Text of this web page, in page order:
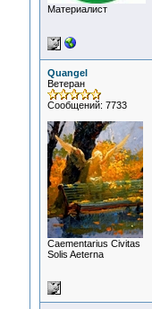
Материалист
Quangel
Ветеран
Сообщений: 7733
Сaementarius Civitas
Solis Aeterna